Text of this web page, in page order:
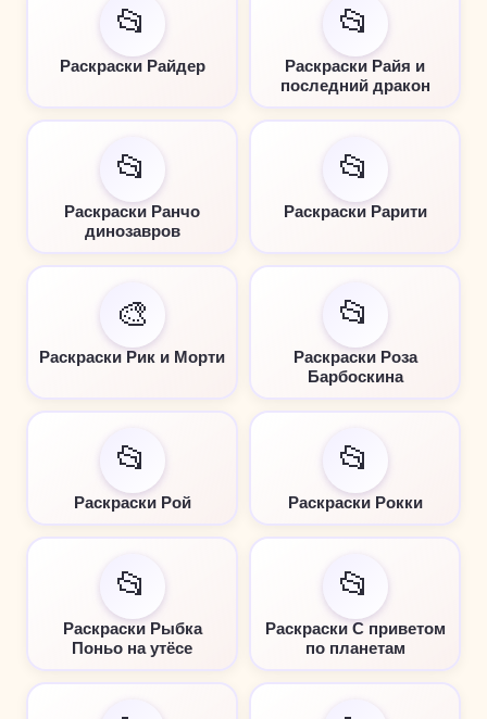
📂
Раскраски Райдер
📂
Раскраски Райя и
последний дракон
📂
Раскраски Ранчо
динозавров
📂
Раскраски Рарити
🎨
Раскраски Рик и Морти
📂
Раскраски Роза
Барбоскина
📂
Раскраски Рой
📂
Раскраски Рокки
📂
Раскраски Рыбка
Поньо на утёсе
📂
Раскраски С приветом
по планетам